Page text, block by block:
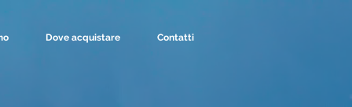
Dove acquistare Contatti